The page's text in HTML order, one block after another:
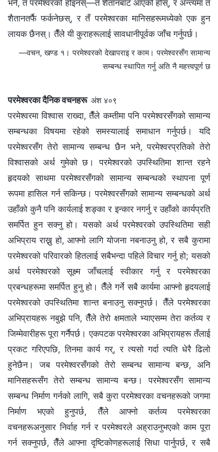
भने, तँ परमेश्‍वरको होइनस्—तँ शैतानबाट आएको होस्, र अन्त्यमा तँ
शैतानतर्फै फर्कनेछस्, र तँ परमेश्‍वरका मानिसहरूमध्येको एक हुन
लायक छैनस्। तैँले यी कुराहरूलाई सावधानीपूर्वक जाँच गर्नुपर्छ।
—वचन, खण्ड १। परमेश्‍वरको देखापराइ र काम। परमेश्‍वरसँग सामान्य
सम्बन्ध स्थापित गर्नु अति नै महत्त्वपूर्ण छ
परमेश्‍वरका दैनिक वचनहरू अंश ४०९
परमेश्‍वरमा विश्‍वास राख्दा, तैँले कम्तीमा पनि परमेश्‍वरसँगको सामान्य
सम्बन्धका विषयमा रहेको समस्यालाई समाधान गर्नुपर्छ। यदि
परमेश्‍वरसँग तेरो सामान्य सम्बन्ध छैन भने, परमेश्‍वरप्रतिको तेरो
विश्‍वासको अर्थ गुमेको छ। परमेश्‍वरको उपस्थितिमा शान्त रहने
हृदयको साथमा परमेश्‍वरसँगको सामान्य सम्बन्धको स्थापना पूर्ण
रूपमा हासिल गर्न सकिन्छ। परमेश्‍वरसँगको सामान्य सम्बन्धको अर्थ
उहाँको कुनै पनि कार्यलाई शङ्का र इन्कार नगर्नु र उहाँको कार्यप्रति
समर्पित हुन सक्नु हो। यसको अर्थ परमेश्‍वरको उपस्थितिमा सही
अभिप्राय राख्नु हो, आफ्नो लागि योजना नबनाउनु हो, र सबै कुरामा
परमेश्‍वरको परिवारको हितलाई सबैभन्दा पहिले विचार गर्नु हो; यसको
अर्थ परमेश्‍वरको सूक्ष्म जाँचलाई स्वीकार गर्नु र परमेश्‍वरका
प्रबन्धहरूमा समर्पित हुनु हो। तैँले गर्ने सबै कार्यमा आफ्नो हृदयलाई
परमेश्‍वरको उपस्थितिमा शान्त बनाउनु सक्नुपर्छ। तैँले परमेश्‍वरका
अभिप्रायहरू नबुझे पनि, तैँले तेरो क्षमताले भ्याएसम्म तेरा कर्तव्य र
जिम्मेवारीहरू पूरा गर्नैपर्छ। एकपटक परमेश्‍वरका अभिप्रायहरू तँलाई
प्रकट गरिएपछि, तिनमा कार्य गर्, र त्यसो गर्दा त्यति धेरै ढिलो
हुनेछैन। जब परमेश्‍वरसँगको तेरो सम्बन्ध सामान्य बन्छ, अनि
मानिसहरूसँग तेरो सम्बन्ध सामान्य बन्छ। परमेश्‍वरसँग सामान्य
सम्‍बन्ध निर्माण गर्नको लागि, सबै कुरा परमेश्‍वरका वचनहरूको जगमा
निर्माण भएको हुनुपर्छ, तैँले आफ्‍नो कर्तव्य परमेश्‍वरका
वचनहरूअनुसार निर्वाह गर्न र परमेश्‍वरले अह्राउनुभएको काम पूरा
गर्न सक्‍नुपर्छ, तैँले आफ्‍ना दृष्टिकोणहरूलाई सिधा पार्नुपर्छ, र सबै